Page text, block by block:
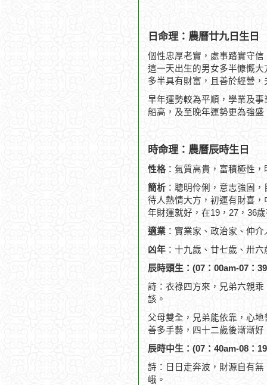
日命理：農曆廿九日生日
個性忠厚老實，處事踏實守
這一天出生的男女多半慷慨
多半具有財富，且善於經營
早年運勢較為平順，學業及
船高，及至晚年運勢更為強
時命理：農曆辰時生日
性格 ：氣質高貴，富積極性
簡析 ：聰明伶俐，意志強固
待人熱情大方，初運有財喜
年財運就好，在19，27，36
適業 ：實業家、政治家、仲
凶年 ：十九歲、廿七歲、卅
辰時頭生：(07：00am-07：
詩：衣祿四方來，兄弟六親
該。
父母雙全，兄弟能依靠，心
善多手藝，四十二歲後漸漸好
辰時中生：(07：40am-08：
詩：日日走奔波，財源自有
峨。